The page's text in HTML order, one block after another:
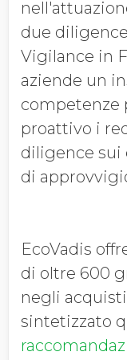
due
Vigilance in
aziende un
competenze
proattivo i
diligence
di
EcoVadis
di oltre 600
negli
sintetizzato